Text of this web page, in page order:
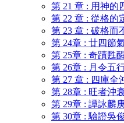
第 21 章 : 用神的
第 22 章 : 從格的
第 23 章 : 破格而
第 24章 : 廿四節
第 25章 : 奇蹟甦
第 26章 : 月令五
第 27 章 : 四庫全
第 28章 : 旺者沖
第 29章 : 譚詠麟
第 30章 : 驗證吳